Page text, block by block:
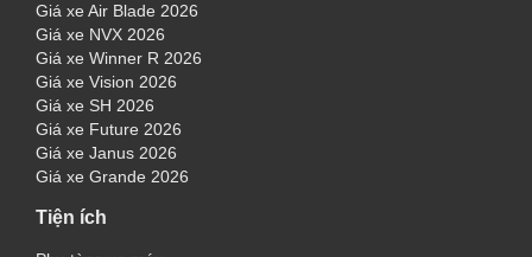
Giá xe Air Blade 2026
Giá xe NVX 2026
Giá xe Winner R 2026
Giá xe Vision 2026
Giá xe SH 2026
Giá xe Future 2026
Giá xe Janus 2026
Giá xe Grande 2026
Tiện ích